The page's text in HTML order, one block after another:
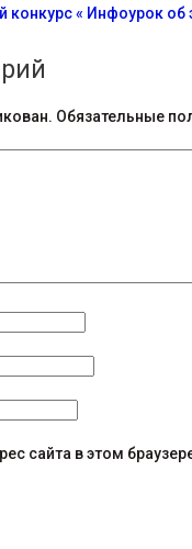
« Инфоурок об
Обязательные
сайта в этом